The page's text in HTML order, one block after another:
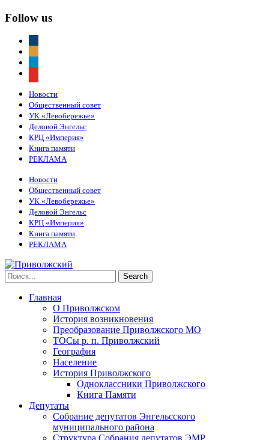
Follow us
Новости
Общественный совет
УК «Левобережье»
Деловой Энгельс
КРЦ «Империя»
Книга памяти
РЕКЛАМА
Новости
Общественный совет
УК «Левобережье»
Деловой Энгельс
КРЦ «Империя»
Книга памяти
РЕКЛАМА
Главная
О Приволжском
История возникновения
Преобразование Приволжского МО
ТОСы р. п. Приволжский
География
Население
История Приволжского
Одноклассники Приволжского
Книга Памяти
Депутаты
Собрание депутатов Энгельсского
муниципального района